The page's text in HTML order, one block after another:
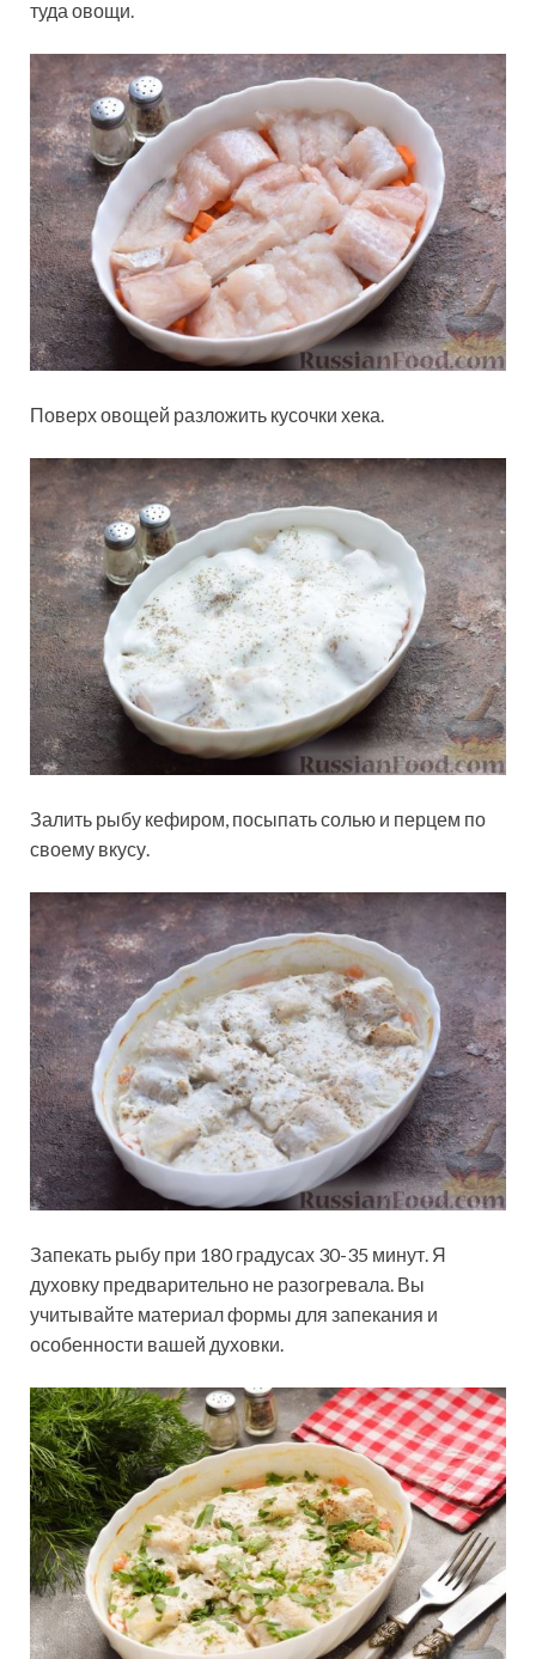
туда овощи.
Поверх овощей разложить кусочки хека.
Залить рыбу кефиром, посыпать солью и перцем по
своему вкусу.
Запекать рыбу при 180 градусах 30-35 минут. Я
духовку предварительно не разогревала. Вы
учитывайте материал формы для запекания и
особенности вашей духовки.